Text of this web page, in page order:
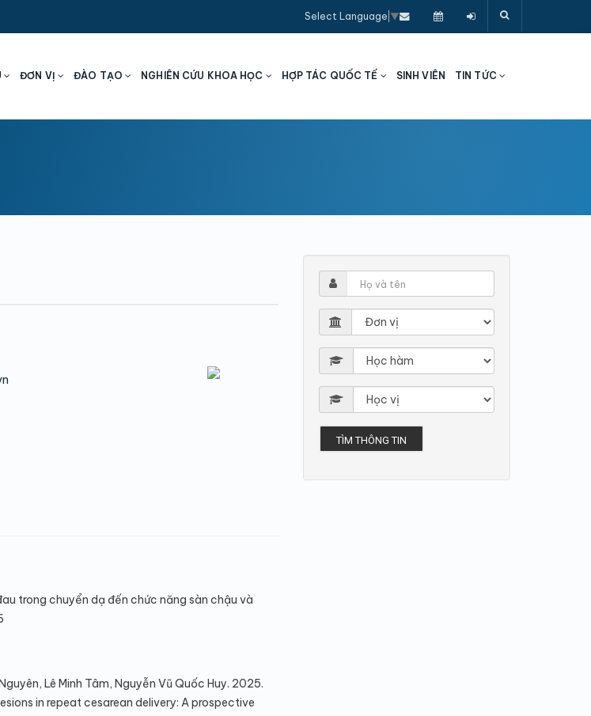
Select Language ▼
ĐƠN VỊ ĐÀO TẠO NGHIÊN CỨU KHOA HỌC HỢP TÁC QUỐC TẾ SINH VIÊN TIN TỨC
trong chuyển dạ đến chức năng sàn chậu và
Lê Minh Tâm, Nguyễn Vũ Quốc Huy. 2025.
in repeat cesarean delivery: A prospective
TÌM THÔNG TIN